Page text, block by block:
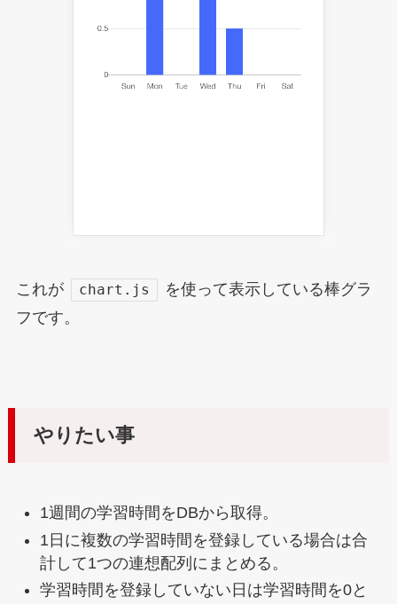
これが chart.js
を使って表示している棒グラ
フです。
やりたい事
1週間の学習時間をDBから取得。
1日に複数の学習時間を登録している場合は合
計して1つの連想配列にまとめる。
学習時間を登録していない日は学習時間を0と